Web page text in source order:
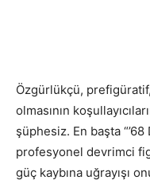
Özgürlükçü,
olmasının
şüphesiz. En başta
profesyonel devrimci
güç kaybına uğrayışı